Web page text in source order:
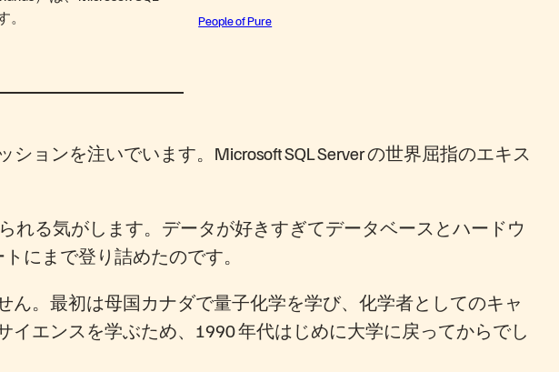
People of Pure
ョンを注いでいます。Microsoft SQL Server の世界屈指のエキス
る気がします。データが好きすぎてデータベースとハードウ
にまで登り詰めたのです。
。最初は母国カナダで量子化学を学び、化学者としてのキャ
エンスを学ぶため、1990 年代はじめに大学に戻ってからでし